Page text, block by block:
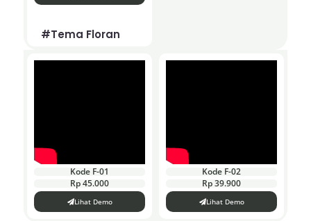
#Tema Floran
Kode F-01
Rp 45.000
Lihat Demo
Kode F-02
Rp 39.900
Lihat Demo